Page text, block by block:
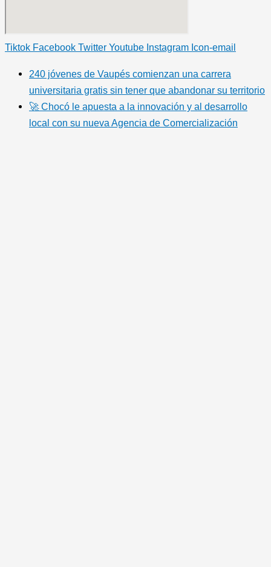
Tiktok Facebook Twitter Youtube Instagram Icon-email
240 jóvenes de Vaupés comienzan una carrera
universitaria gratis sin tener que abandonar su territorio
🚀 Chocó le apuesta a la innovación y al desarrollo
local con su nueva Agencia de Comercialización